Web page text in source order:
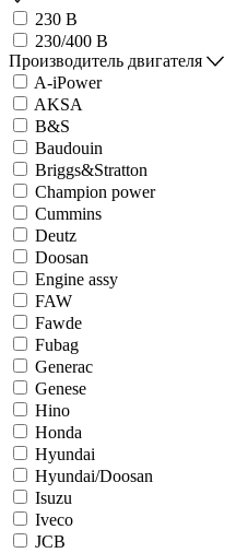
230 В
230/400 В
Производитель двигателя
A-iPower
AKSA
B&S
Baudouin
Briggs&Stratton
Champion power
Cummins
Deutz
Doosan
Engine assy
FAW
Fawde
Fubag
Generac
Genese
Hino
Honda
Hyundai
Hyundai/Doosan
Isuzu
Iveco
JCB